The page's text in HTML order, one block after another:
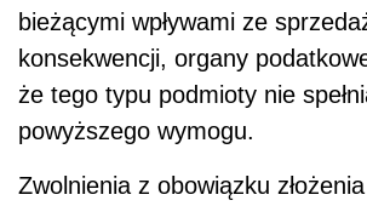
bieżącymi wpływami ze
konsekwencji, organy
że tego typu podmioty nie
powyższego wymogu.
Zwolnienia z obowiązku złożenia